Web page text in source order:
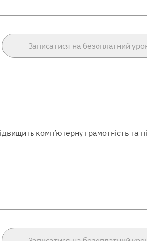
Записатися на безоплатний
комп’ютерну грамотність та